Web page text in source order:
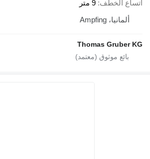
اتساع الخطف 9 متر
ألمانيا، Ampfing
Thomas Gruber KG